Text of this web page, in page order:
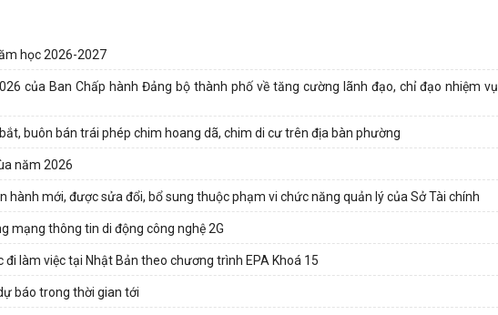
học 2026-2027
của Ban Chấp hành Đảng bộ thành phố về tăng cường lãnh đạo, chỉ đạo nhiệm vụ
buôn bán trái phép chim hoang dã, chim di cư trên địa bàn phường
năm 2026
hành mới, được sửa đổi, bổ sung thuộc phạm vi chức năng quản lý của Sở Tài chính
mạng thông tin di động công nghệ 2G
làm việc tại Nhật Bản theo chương trình EPA Khoá 15
báo trong thời gian tới